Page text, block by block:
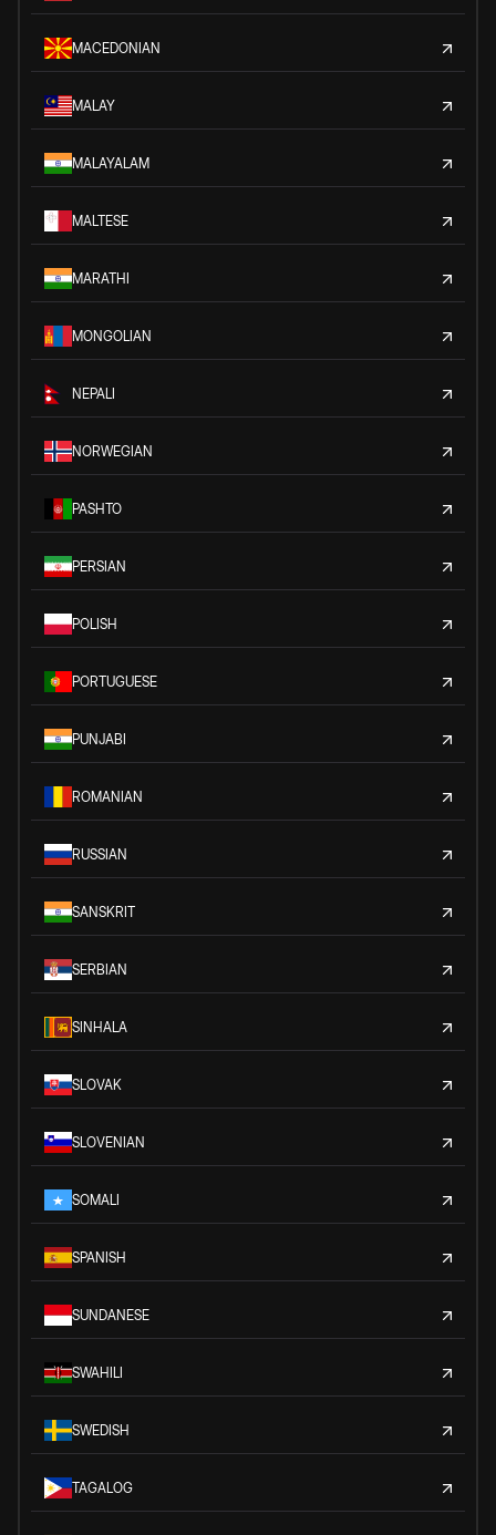
MACEDONIAN
MALAY
MALAYALAM
MALTESE
MARATHI
MONGOLIAN
NEPALI
NORWEGIAN
PASHTO
PERSIAN
POLISH
PORTUGUESE
PUNJABI
ROMANIAN
RUSSIAN
SANSKRIT
SERBIAN
SINHALA
SLOVAK
SLOVENIAN
SOMALI
SPANISH
SUNDANESE
SWAHILI
SWEDISH
TAGALOG